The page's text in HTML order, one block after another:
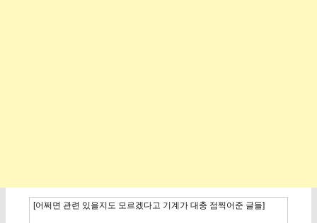
[어쩌면 관련 있을지도 모르겠다고 기계가 대충 점찍어준 글들]